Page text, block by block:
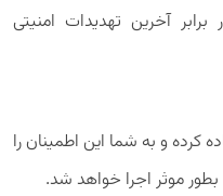
آخرین تهدیدات امنیتی
کرده و به شما این اطمینان را
موثر اجرا خواهد شد.